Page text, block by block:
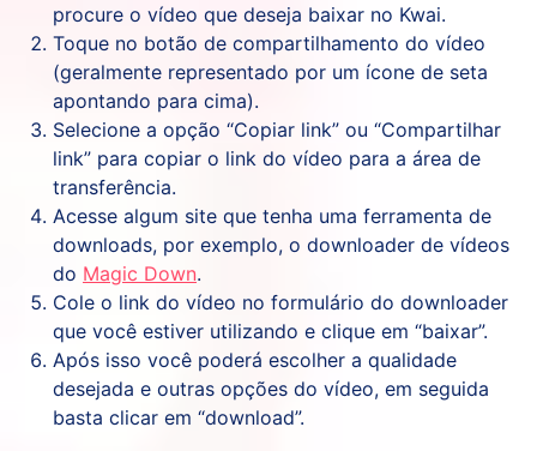
procure o vídeo que deseja baixar no Kwai.
Toque no botão de compartilhamento do vídeo
(geralmente representado por um ícone de seta
apontando para cima).
Selecione a opção “Copiar link” ou “Compartilhar
link” para copiar o link do vídeo para a área de
transferência.
Acesse algum site que tenha uma ferramenta de
downloads, por exemplo, o downloader de vídeos
do Magic Down.
Cole o link do vídeo no formulário do downloader
que você estiver utilizando e clique em “baixar”.
Após isso você poderá escolher a qualidade
desejada e outras opções do vídeo, em seguida
basta clicar em “download”.